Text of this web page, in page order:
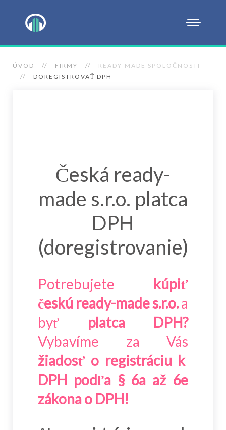
ÚVOD FIRMY
READY-MADE SPOLOČNOSTI
DOREGISTROVAŤ DPH
Česká ready-
made s.r.o. platca
DPH
(doregistrovanie)
Potrebujete kúpiť
českú ready-made s.r.o.a
byť platca DPH?
Vybavíme za Vás
žiadosť o registráciu k
DPH podľa § 6a až 6e
zákona o DPH!